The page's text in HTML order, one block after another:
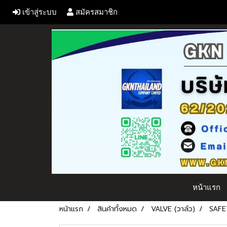
เข้าสู่ระบบ สมัครสมาชิก
หน้าแรก
หน้าแรก สินค้าทั้งหมด VALVE (วาล์ว)